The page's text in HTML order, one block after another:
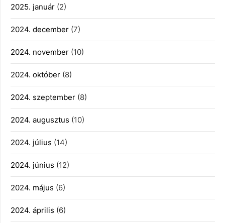
2025. január (2)
2024. december (7)
2024. november (10)
2024. október (8)
2024. szeptember (8)
2024. augusztus (10)
2024. július (14)
2024. június (12)
2024. május (6)
2024. április (6)